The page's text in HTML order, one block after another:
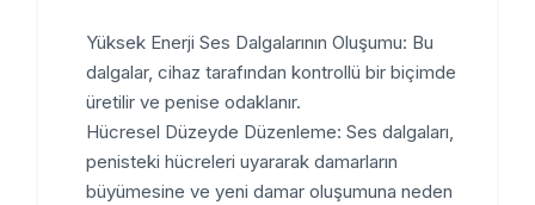
Yüksek Enerji Ses Dalgalarının Oluşumu: Bu
dalgalar, cihaz tarafından kontrollü bir biçimde
üretilir ve penise odaklanır.
Hücresel Düzeyde Düzenleme: Ses dalgaları,
penisteki hücreleri uyararak damarların
büyümesine ve yeni damar oluşumuna neden